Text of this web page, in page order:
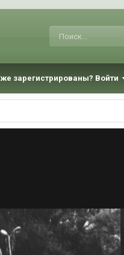
зарегистрированы? Войти